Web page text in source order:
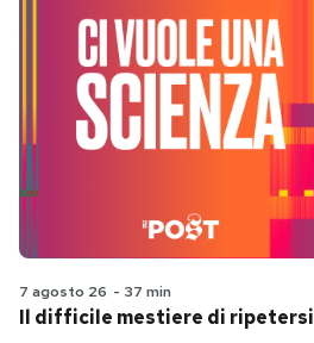
7 agosto 26 - 37 min
Il difficile mestiere di ripetersi